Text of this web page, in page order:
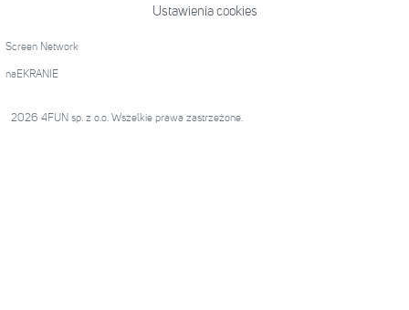
Ustawienia cookies
Screen Network
naEKRANIE
2026 4FUN sp. z o.o. Wszelkie prawa zastrzeżone.